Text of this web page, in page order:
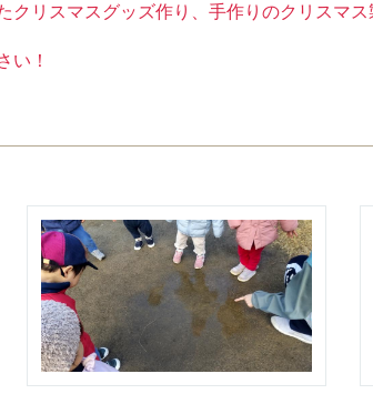
リスマスグッズ作り、手作りのクリスマス
い！